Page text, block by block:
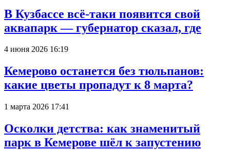
В Кузбассе всё-таки появится свой
аквапарк — губернатор сказал, где
4 июня 2026 16:19
Кемерово останется без тюльпанов:
какие цветы пропадут к 8 марта?
1 марта 2026 17:41
Осколки детства: как знаменитый
парк в Кемерове шёл к запустению